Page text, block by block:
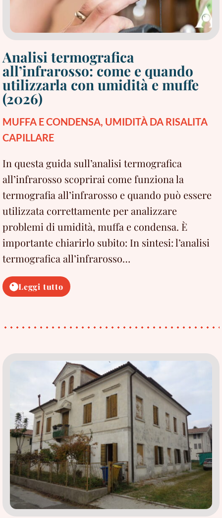
Analisi termografica
all’infrarosso: come e quando
utilizzarla con umidità e muffe
(2026)
MUFFA E CONDENSA, UMIDITÀ DA RISALITA
CAPILLARE
In questa guida sull’analisi termografica
all’infrarosso scoprirai come funziona la
termografia all’infrarosso e quando può essere
utilizzata correttamente per analizzare
problemi di umidità, muffa e condensa. È
importante chiarirlo subito: In sintesi: l’analisi
termografica all’infrarosso…
Leggi tuttoAnalisi
termografica
utilizzarla
con
umidità
e
muffe
(2026)